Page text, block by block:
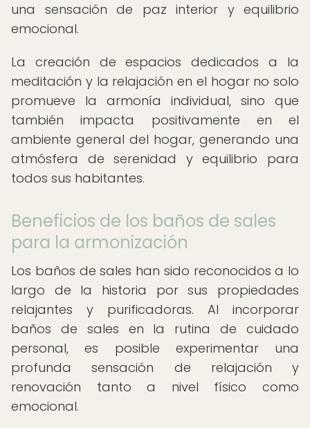
una sensación de paz interior y equilibrio
emocional.
La creación de espacios dedicados a la
meditación y la relajación en el hogar no solo
promueve la armonía individual, sino que
también impacta positivamente en el
ambiente general del hogar, generando una
atmósfera de serenidad y equilibrio para
todos sus habitantes.
Beneficios de los baños de sales
para la armonización
Los baños de sales han sido reconocidos a lo
largo de la historia por sus propiedades
relajantes y purificadoras. Al incorporar
baños de sales en la rutina de cuidado
personal, es posible experimentar una
profunda sensación de relajación y
renovación tanto a nivel físico como
emocional.